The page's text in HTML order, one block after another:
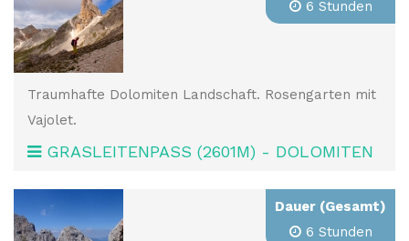
Traumhafte Dolomiten Landschaft. Rosengarten mit
Vajolet.
GRASLEITENPASS (2601M) - DOLOMITEN
6 Stunden
Dauer (Gesamt)
6 Stunden